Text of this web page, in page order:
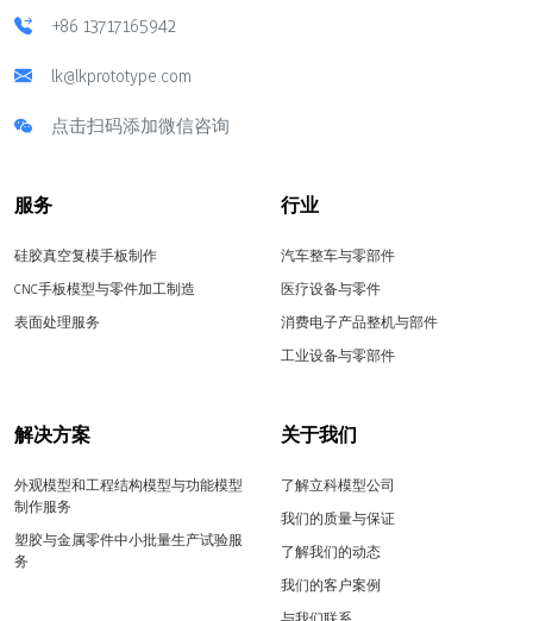
+86 13717165942
lk@lkprototype.com
点击扫码添加微信咨询
服务
硅胶真空复模手板制作
CNC手板模型与零件加工制造
表面处理服务
行业
汽车整车与零部件
医疗设备与零件
消费电子产品整机与部件
工业设备与零部件
解决方案
外观模型和工程结构模型与功能模型
制作服务
塑胶与金属零件中小批量生产试验服
务
关于我们
了解立科模型公司
我们的质量与保证
了解我们的动态
我们的客户案例